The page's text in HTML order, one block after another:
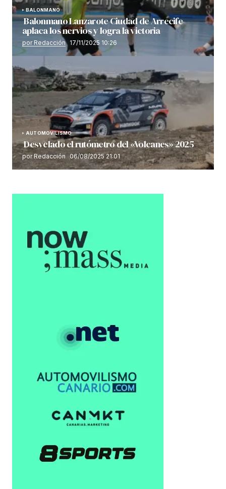
BALONMANO
Balonmano Lanzarote Ciudad de Arrecife
aplaca los nervios y logra la victoria
por Redacción 17/11/2025 10:26
AUTOMOVILISMO
Desvelado el rutómetro del «Volcanes» 2025
por Redacción 06/08/2025 21:01